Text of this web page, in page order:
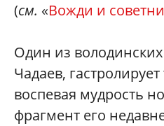
(см. «Вожди и
Один из володинских
Чадаев,
воспевая мудрость
фрагмент его